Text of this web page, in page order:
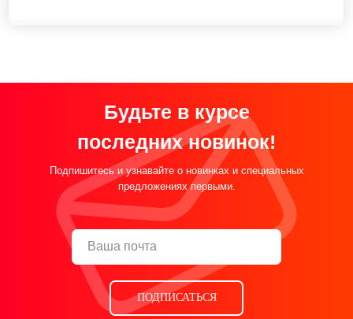
Будьте в курсе
последних новинок!
Подпишитесь и узнавайте о новинках и специальных
предложениях первыми.
ПОДПИСАТЬСЯ